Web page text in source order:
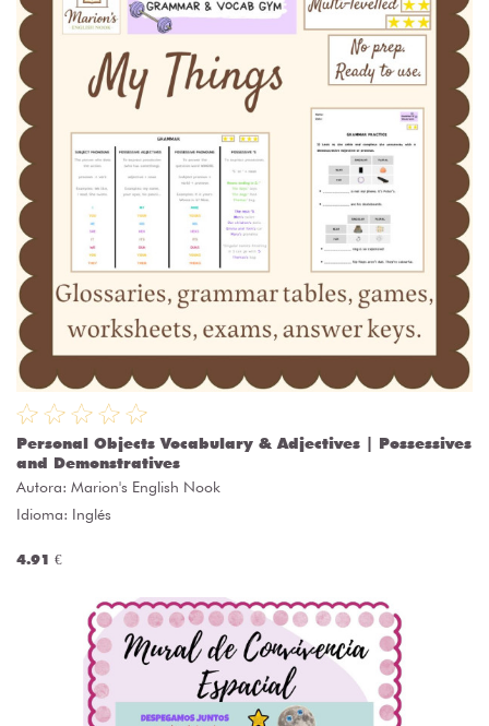
Personal Objects Vocabulary & Adjectives | Possessives
and Demonstratives
Autora: Marion's English Nook
Idioma: Inglés
4.91 €